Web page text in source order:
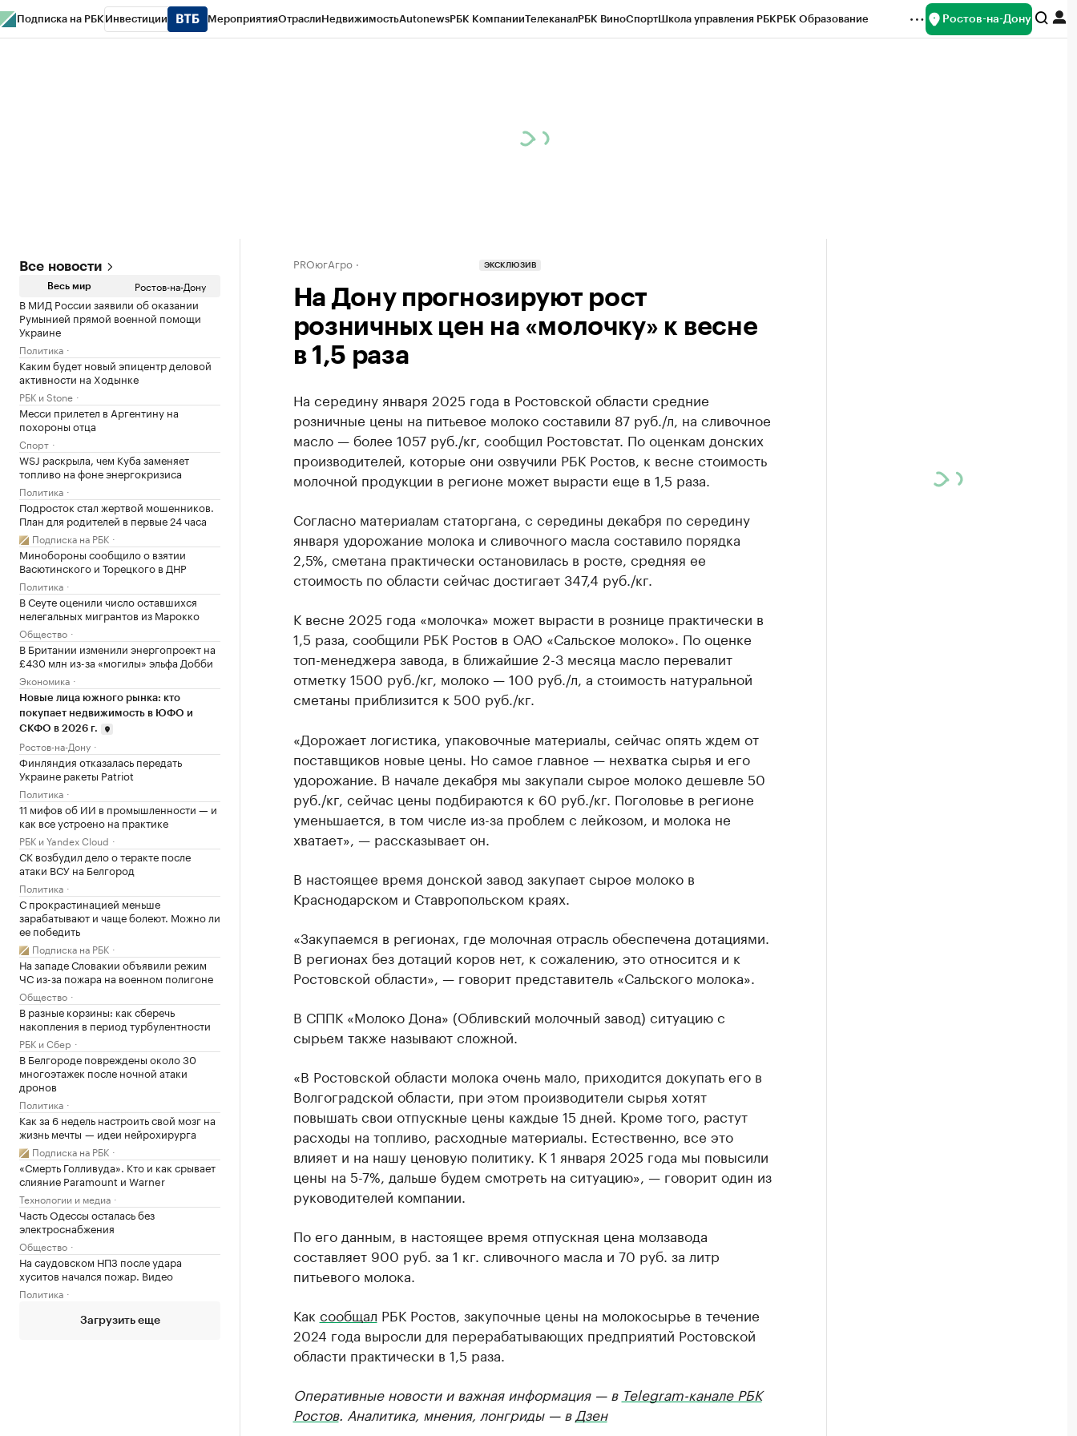
Подписка на РБК Инвестиции МероприятияОтраслиНедвижимостьAutonewsРБК КомпанииТелеканалРБК ВиноСпортШкола управления РБКРБК Образование Ростов-на-Дону
Все новости
Весь мир Ростов-на-Дону
В МИД России заявили об оказании
Румынией прямой военной помощи
Украине
Политика
Каким будет новый эпицентр деловой
активности на Ходынке
РБК и Stone
Месси прилетел в Аргентину на
похороны отца
Спорт
WSJ раскрыла, чем Куба заменяет
топливо на фоне энергокризиса
Политика
Подросток стал жертвой мошенников.
План для родителей в первые 24 часа
Подписка на РБК
Минобороны сообщило о взятии
Васютинского и Торецкого в ДНР
Политика
В Сеуте оценили число оставшихся
нелегальных мигрантов из Марокко
Общество
В Британии изменили энергопроект на
£430 млн из-за «могилы» эльфа Добби
Экономика
Новые лица южного рынка: кто
покупает недвижимость в ЮФО и
СКФО в 2026 г.
Ростов-на-Дону
Финляндия отказалась передать
Украине ракеты Patriot
Политика
11 мифов об ИИ в промышленности — и
как все устроено на практике
РБК и Yandex Cloud
СК возбудил дело о теракте после
атаки ВСУ на Белгород
Политика
С прокрастинацией меньше
зарабатывают и чаще болеют. Можно ли
ее победить
Подписка на РБК
На западе Словакии объявили режим
ЧС из-за пожара на военном полигоне
Общество
В разные корзины: как сберечь
накопления в период турбулентности
РБК и Сбер
В Белгороде повреждены около 30
многоэтажек после ночной атаки
дронов
Политика
Как за 6 недель настроить свой мозг на
жизнь мечты — идеи нейрохирурга
Подписка на РБК
«Смерть Голливуда». Кто и как срывает
слияние Paramount и Warner
Технологии и медиа
Часть Одессы осталась без
электроснабжения
Общество
На саудовском НПЗ после удара
хуситов начался пожар. Видео
Политика
Загрузить еще
PROюгАгро ЭКСКЛЮЗИВ
На Дону прогнозируют рост
розничных цен на «молочку» к весне
в 1,5 раза
На середину января 2025 года в Ростовской области средние
розничные цены на питьевое молоко составили 87 руб./л, на сливочное
масло — более 1057 руб./кг, сообщил Ростовстат. По оценкам донских
производителей, которые они озвучили РБК Ростов, к весне стоимость
молочной продукции в регионе может вырасти еще в 1,5 раза.
Согласно материалам статоргана, с середины декабря по середину
января удорожание молока и сливочного масла составило порядка
2,5%, сметана практически остановилась в росте, средняя ее
стоимость по области сейчас достигает 347,4 руб./кг.
К весне 2025 года «молочка» может вырасти в рознице практически в
1,5 раза, сообщили РБК Ростов в ОАО «Сальское молоко». По оценке
топ-менеджера завода, в ближайшие 2-3 месяца масло перевалит
отметку 1500 руб./кг, молоко — 100 руб./л, а стоимость натуральной
сметаны приблизится к 500 руб./кг.
«Дорожает логистика, упаковочные материалы, сейчас опять ждем от
поставщиков новые цены. Но самое главное — нехватка сырья и его
удорожание. В начале декабря мы закупали сырое молоко дешевле 50
руб./кг, сейчас цены подбираются к 60 руб./кг. Поголовье в регионе
уменьшается, в том числе из-за проблем с лейкозом, и молока не
хватает», — рассказывает он.
В настоящее время донской завод закупает сырое молоко в
Краснодарском и Ставропольском краях.
«Закупаемся в регионах, где молочная отрасль обеспечена дотациями.
В регионах без дотаций коров нет, к сожалению, это относится и к
Ростовской области», — говорит представитель «Сальского молока».
В СППК «Молоко Дона» (Обливский молочный завод) ситуацию с
сырьем также называют сложной.
«В Ростовской области молока очень мало, приходится докупать его в
Волгоградской области, при этом производители сырья хотят
повышать свои отпускные цены каждые 15 дней. Кроме того, растут
расходы на топливо, расходные материалы. Естественно, все это
влияет и на нашу ценовую политику. К 1 января 2025 года мы повысили
цены на 5-7%, дальше будем смотреть на ситуацию», — говорит один из
руководителей компании.
По его данным, в настоящее время отпускная цена молзавода
составляет 900 руб. за 1 кг. сливочного масла и 70 руб. за литр
питьевого молока.
Как сообщал РБК Ростов, закупочные цены на молокосырье в течение
2024 года выросли для перерабатывающих предприятий Ростовской
области практически в 1,5 раза.
Оперативные новости и важная информация — в Telegram-канале РБК
Ростов. Аналитика, мнения, лонгриды — в Дзен